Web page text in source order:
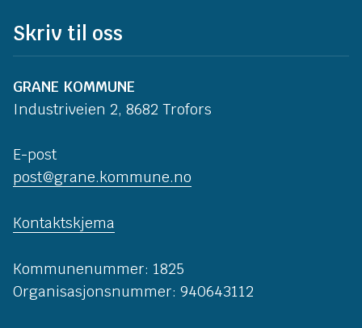
Skriv til oss
GRANE KOMMUNE
Industriveien 2, 8682 Trofors
E-post
post@grane.kommune.no
Kontaktskjema
Kommunenummer: 1825
Organisasjonsnummer: 940643112